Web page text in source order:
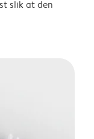
slik at den